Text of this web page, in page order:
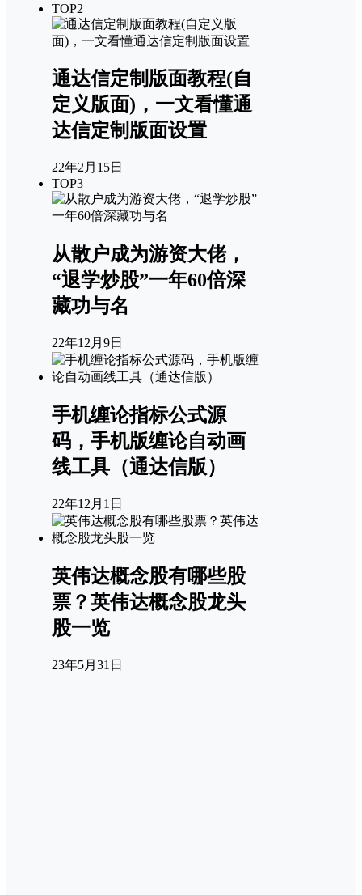
TOP2
通达信定制版面教程(自
定义版面)，一文看懂通
达信定制版面设置
22年2月15日
TOP3
从散户成为游资大佬，
“退学炒股”一年60倍深
藏功与名
22年12月9日
手机缠论指标公式源
码，手机版缠论自动画
线工具（通达信版）
22年12月1日
英伟达概念股有哪些股
票？英伟达概念股龙头
股一览
23年5月31日